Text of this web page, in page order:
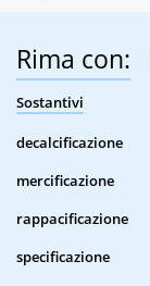
Rima con:
Sostantivi
decalcificazione
mercificazione
rappacificazione
specificazione